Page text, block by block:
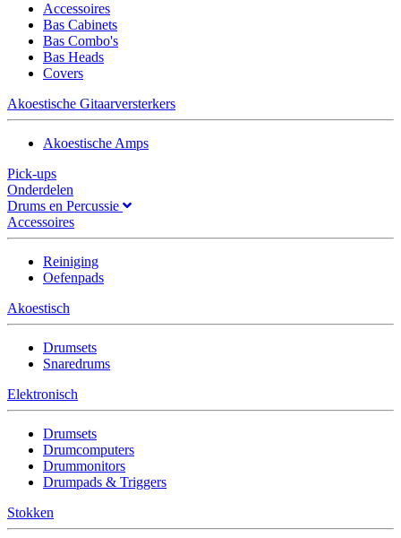
Accessoires
Bas Cabinets
Bas Combo's
Bas Heads
Covers
Akoestische Gitaarversterkers
Akoestische Amps
Pick-ups
Onderdelen
Drums en Percussie
Accessoires
Reiniging
Oefenpads
Akoestisch
Drumsets
Snaredrums
Elektronisch
Drumsets
Drumcomputers
Drummonitors
Drumpads & Triggers
Stokken